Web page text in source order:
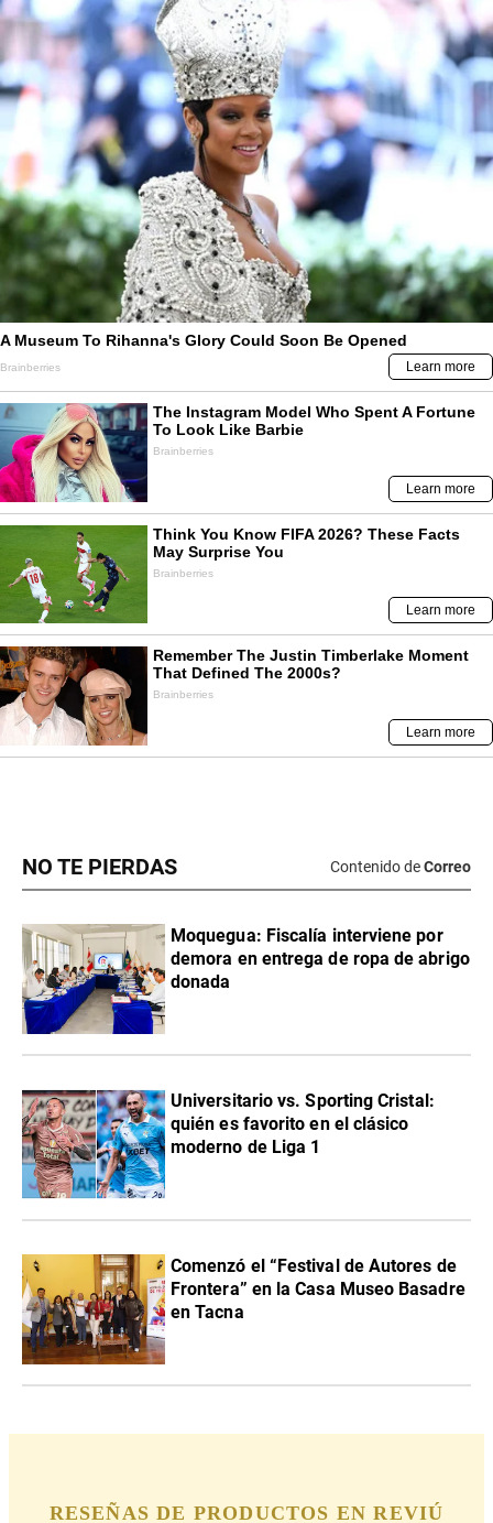
NO TE PIERDAS Contenido deCorreo
Moquegua: Fiscalía interviene por
demora en entrega de ropa de abrigo
donada
Universitario vs. Sporting Cristal:
quién es favorito en el clásico
moderno de Liga 1
Comenzó el “Festival de Autores de
Frontera” en la Casa Museo Basadre
en Tacna